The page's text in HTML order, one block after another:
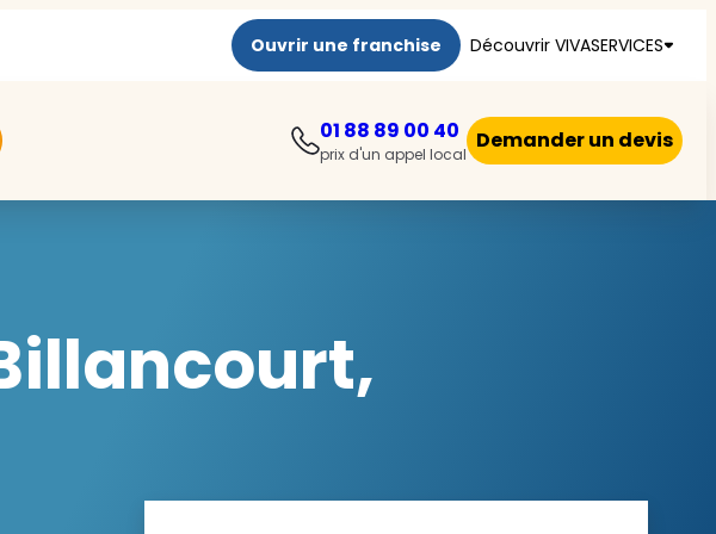
Ouvrir une franchise Découvrir VIVASERVICES
01 88 89 00 40
prix d'un appel local
Demander un devis